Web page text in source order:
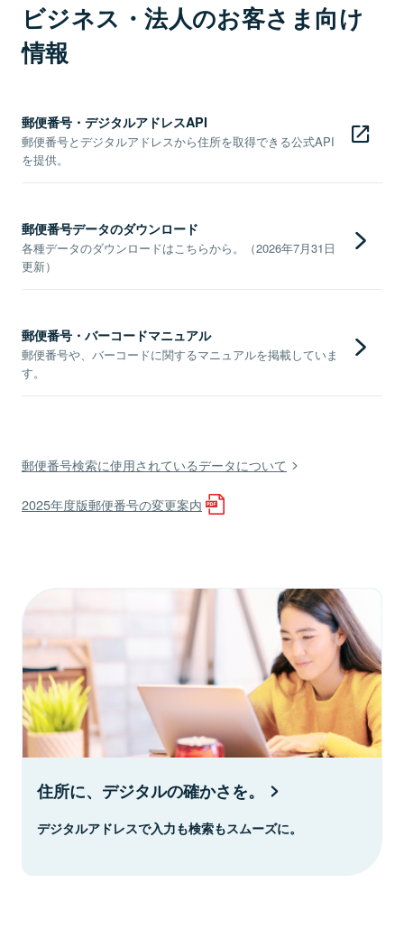
ビジネス・法人のお客さま向け
情報
郵便番号・デジタルアドレスAPI
郵便番号とデジタルアドレスから住所を取得できる公式API
を提供。
郵便番号データのダウンロード
各種データのダウンロードはこちらから。（2026年7月31日
更新）
郵便番号・バーコードマニュアル
郵便番号や、バーコードに関するマニュアルを掲載していま
す。
郵便番号検索に使用されているデータについて
2025年度版郵便番号の変更案内
住所に、デジタルの確かさを。
デジタルアドレスで入力も検索もスムーズに。